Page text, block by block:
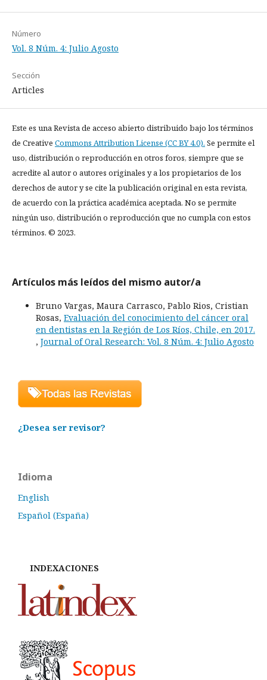
Número
Vol. 8 Núm. 4: Julio Agosto
Sección
Articles
Este es una Revista de acceso abierto distribuido bajo los términos
de Creative Commons Attribution License (CC BY 4.0). Se permite el
uso, distribución o reproducción en otros foros, siempre que se
acredite al autor o autores originales y a los propietarios de los
derechos de autor y se cite la publicación original en esta revista,
de acuerdo con la práctica académica aceptada. No se permite
ningún uso, distribución o reproducción que no cumpla con estos
términos. © 2023.
Artículos más leídos del mismo autor/a
Bruno Vargas, Maura Carrasco, Pablo Rios, Cristian
Rosas, Evaluación del conocimiento del cáncer oral
en dentistas en la Región de Los Ríos, Chile, en 2017.
, Journal of Oral Research: Vol. 8 Núm. 4: Julio Agosto
¿Desea ser revisor?
Idioma
English
Español (España)
INDEXACIONES